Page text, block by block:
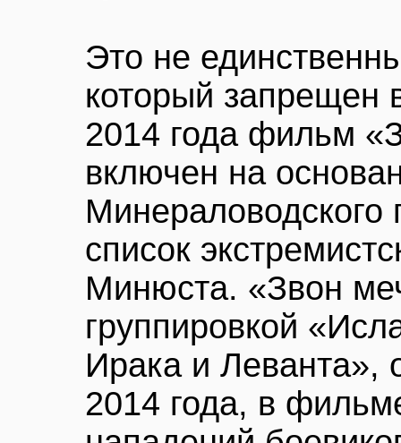
Это не
который запрещен
2014 года фильм
включен на
список
Минюста. «Звон
группировкой
Ирака и Леванта»,
2014 года, в